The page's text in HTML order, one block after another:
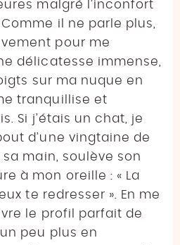
malgré l’inconfort
il ne parle plus,
pour me
délicatesse immense,
sur ma nuque en
tranquillise et
Si j’étais un chat, je
d’une vingtaine de
main, soulève son
à mon oreille : « La
te redresser ». En me
le profil parfait de
peu plus en